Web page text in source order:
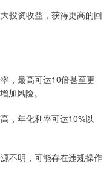
投资收益，获得更高的回
，最高可达10倍甚至更
加风险。
，年化利率可达10%以
不明，可能存在违规操作